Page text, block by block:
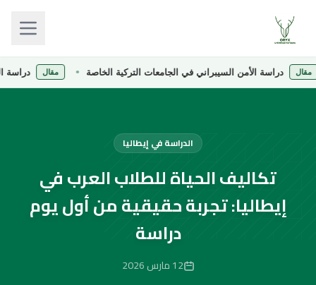
دراسة الأمن السيبراني في الجامعات التركية الخاصة مقال دراسة
الدراسة في إيطاليا
تكاليف الحياة للطلاب العرب في
إيطاليا: تجربة حقيقية من أول يوم
دراسة
12 مارس 2026